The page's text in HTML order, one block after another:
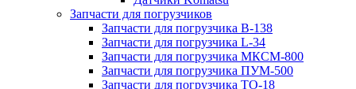
Запчасти для погрузчиков
Запчасти для погрузчика B-138
Запчасти для погрузчика L-34
Запчасти для погрузчика МКСМ-800
Запчасти для погрузчика ПУМ-500
Запчасти для погрузчика ТО-18